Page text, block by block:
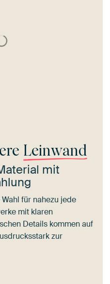
Leinwand
mit
für nahezu jede
mit klaren
Details kommen auf
zur